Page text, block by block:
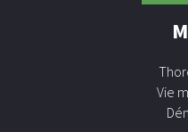
Vie